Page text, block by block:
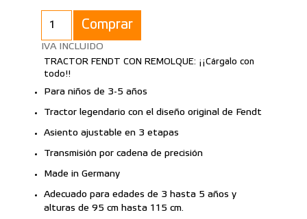
Comprar
IVA INCLUIDO
TRACTOR FENDT CON REMOLQUE: ¡¡Cárgalo con
todo!!
Para niños de 3-5 años
Tractor legendario con el diseño original de Fendt
Asiento ajustable en 3 etapas
Transmisión por cadena de precisión
Made in Germany
Adecuado para edades de 3 hasta 5 años y
alturas de 95 cm hasta 115 cm.